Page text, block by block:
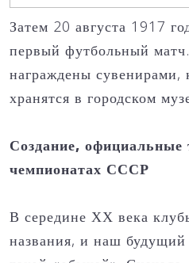
Затем 20 августа 1917
первый футбольный
награждены сувенирами,
хранятся в городском
Создание,
чемпионатах СССР
В середине ХХ века
названия, и наш